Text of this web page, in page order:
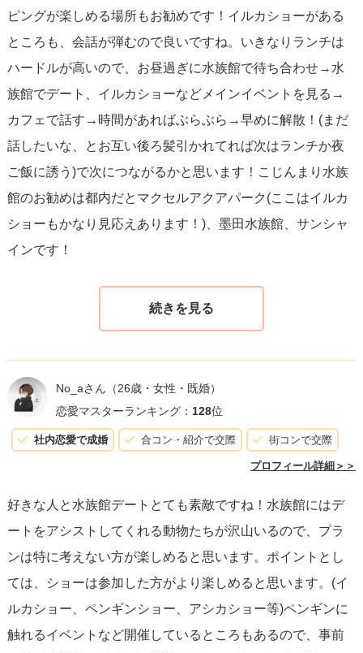
を高めましょう。
ピングが楽しめる場所もお勧めです！イルカショーがある
ところも、会話が弾むので良いですね。いきなりランチは
ハードルが高いので、お昼過ぎに水族館で待ち合わせ→水
族館でデート、イルカショーなどメインイベントを見る→
カフェで話す→時間があればぶらぶら→早めに解散！(まだ
話したいな、とお互い後ろ髪引かれてれば次はランチか夜
ご飯に誘う)で次につながるかと思います！こじんまり水族
館のお勧めは都内だとマクセルアクアパーク(ここはイルカ
ショーもかなり見応えあります！)、墨田水族館、サンシャ
インです！
No_aさん （26歳・女性・既婚）
恋愛マスターランキング： 128位
社内恋愛で成婚 合コン・紹介で交際 街コンで交際
プロフィール詳細＞＞
好きな人と水族館デートとても素敵ですね！水族館にはデ
ートをアシストしてくれる動物たちが沢山いるので、プラ
ンは特に考えない方が楽しめると思います。ポイントとし
ては、ショーは参加した方がより楽しめると思います。(イ
ルカショー、ペンギンショー、アシカショー等)ペンギンに
触れるイベントなど開催しているところもあるので、事前